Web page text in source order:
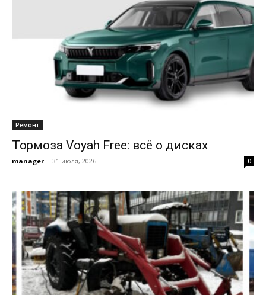
Ремонт
Тормоза Voyah Free: всё о дисках
manager - 31 июля, 2026 0